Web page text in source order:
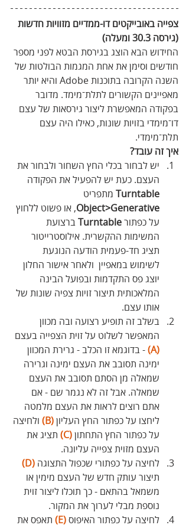
צפייה באובייקטים דו-ממדיים מזוויות חדשות
(גירסה 30.3 ומעלה)
החידוש הבא הוצג בגירסת הבטא לפני מספר
חודשים וסימן את אחת המגמות הבולטות של
השנה הקרובה בתוכנות Adobe והיא יותר
מאפיינים הקשורים לתלת־מימד. מדובר
בפקודה המאפשרת ליצור גירסאות של עצם
דו־מימדי בזויות שונות, כאילו היה עצם
תלת־מימדי.
איך זה עובד?
יש לבחור בכלי החץ השחור ולבחור את
העצם. כעת יש להפעיל את הפקודה
Turntable מתפריט
Object>Generative, או פשוט ללחוץ
על כפתור Turntable ברצועת
המשימות ההקשרית. אילוסטרייטור
תציג חד-פעמית הודעה הנוגעת
לשימוש במאפיין  ולאחר אישור החלון
יוצג פס התקדמות ובפועל הבינה
המלאכותית תיצור זויות צפיה שונות של
אותו עצם.
בשלב זה תופיע רצועה ובה מכוון
המאפשר לשלוט על זוית הצפייה בעצם
(A)
- בדוגמא זו הכלב - גרירת המכוון
ימינה תסובב את העצם ימינה וגרירה
שמאלה מן הסתם תסובב את העצם
שמאלה. אבל זה לא נגמר שם - אם
אתם רוצים לראות את העצם מלמטה
ליחצו על כפתור החץ העליון (B)
ולחיצה
על כפתור החץ התחתון (C)
תציג את
העצם מזוית צפייה עליונה.
לחיצה על כפתורי שכפול התצוגה (D)
תיצור עותק חדש של העצם מימין או
משמאל בהתאם - כך תוכלו ליצור זוית
נוספת מבלי לערוך את המקור.
לחיצה על כפתור האיפוס (E)
תאפס את